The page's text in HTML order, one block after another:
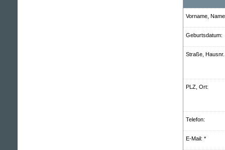
Vorname,
Geburts­datum:
Straße,
PLZ, Ort:
Telefon:
E-Mail: *